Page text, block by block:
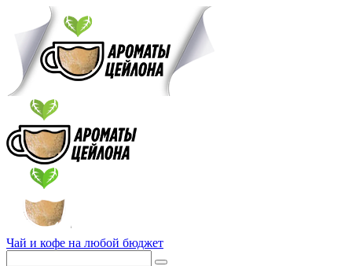
Чай и кофе на любой бюджет